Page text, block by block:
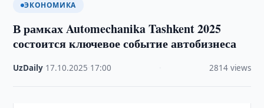
ЭКОНОМИКА
В рамках Automechanika Tashkent 2025
состоится ключевое событие автобизнеса
UzDaily 17.10.2025 17:00 2814 views